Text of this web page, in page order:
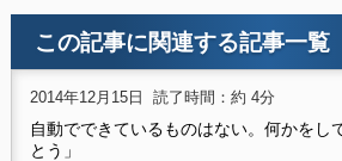
この記事に関連する記事一覧
2014年12月15日 読了時間：約 4分
自動でできているものはない。何かをし
とう」